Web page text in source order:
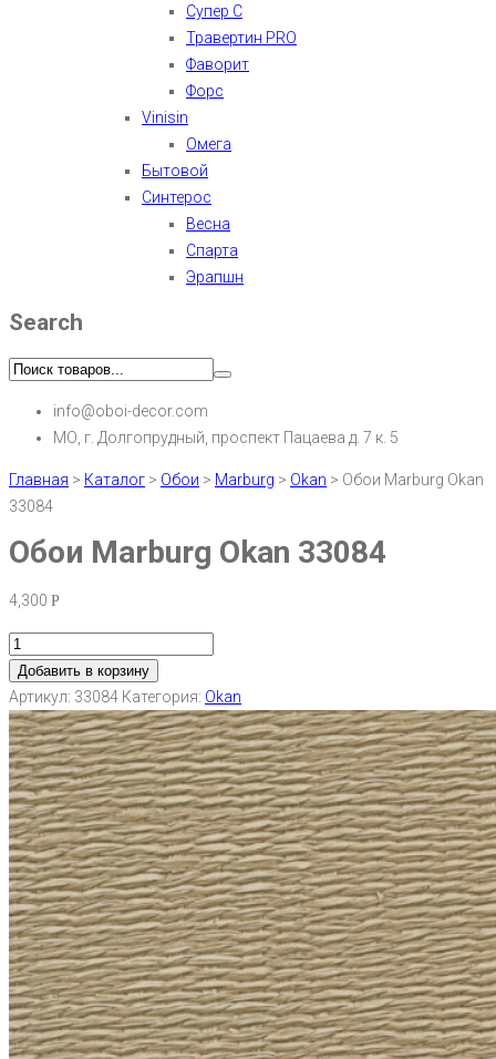
Супер С
Травертин PRO
Фаворит
Форс
Vinisin
Омега
Бытовой
Синтерос
Весна
Спарта
Эрапшн
Search
info@oboi-decor.com
МО, г. Долгопрудный, проспект Пацаева д. 7 к. 5
Главная > Каталог > Обои > Marburg > Okan > Обои Marburg Okan
33084
Обои Marburg Okan 33084
4,300 Р
Добавить в корзину
Артикул: 33084 Категория: Okan